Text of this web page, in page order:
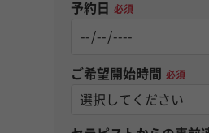
予約日 必須
ご希望開始時間 必須